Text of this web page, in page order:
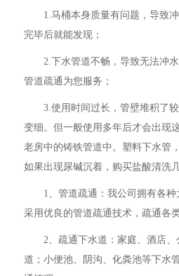
1.马桶本身质量有问题，导致
完毕后就能发现；
2.下水管道不畅，导致无法冲
管道疏通为您服务；
3.使用时间过长，管壁堆积了
变细。但一般使用多年后才会出现
老房中的铸铁管道中。塑料下水管
如果出现尿碱沉着，购买盐酸清洗
1、管道疏通：我公司拥有各种
采用优良的管道疏通技术，疏通各类
2、疏通下水道：家庭、酒店
道；小便池、阴沟、化粪池等下水